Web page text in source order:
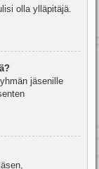
olla ylläpitäjä.
jäsenille